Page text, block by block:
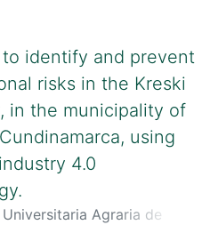
los incidentes y
trabajo, creando en los
y empleadores la
respecto a
encuentran expuestos
el ejercicio de su
el decreto 1072 de 2015
to identify and prevent
risks in the Kreski
in the municipality of
using
4.0
Universitaria Agraria de